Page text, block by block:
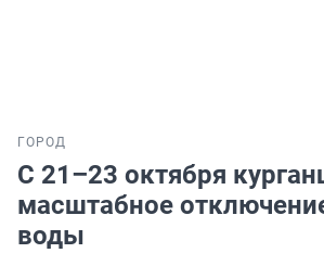
ГОРОД
С 21–23 октября
масштабное
воды